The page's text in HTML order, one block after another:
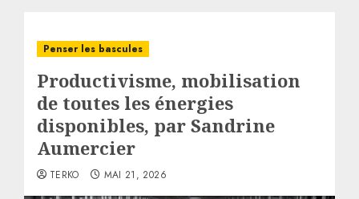
Penser les bascules
Productivisme, mobilisation
de toutes les énergies
disponibles, par Sandrine
Aumercier
TERKO MAI 21, 2026